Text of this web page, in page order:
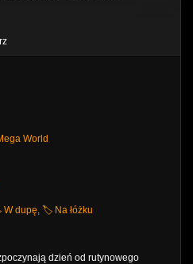
World
dupę, 🏷️ Na łóżku
dzień od rutynowego